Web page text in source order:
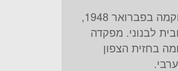
חטיבת כרמלי, חטיבה 2, הוקמה בפברואר 1948,
לבנוני. מפקדה
בחזית הצפון